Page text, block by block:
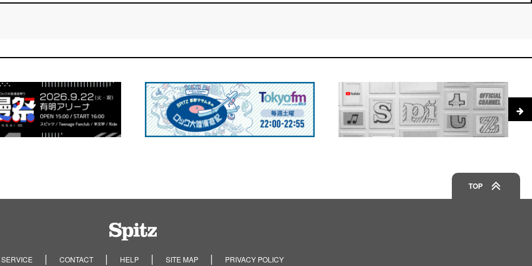
TOP
CONTACT HELP SITE MAP PRIVACY POLICY